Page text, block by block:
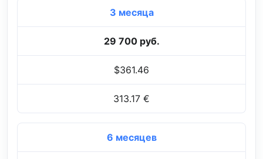
3 месяца
29 700 руб.
$361.46
313.17 €
6 месяцев